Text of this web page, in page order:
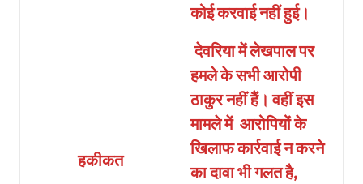
कोई करवाई नहीं हुई।
हकीकत
देवरिया में लेखपाल पर
हमले के सभी आरोपी
ठाकुर नहीं हैं। वहीं इस
मामले में आरोपियों के
खिलाफ कार्रवाई न करने
का दावा भी गलत है,